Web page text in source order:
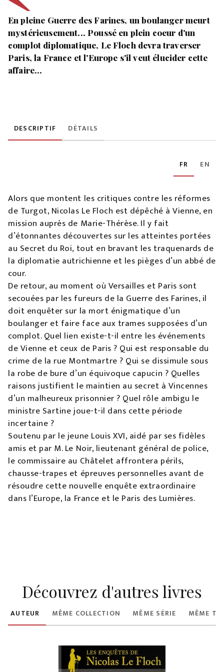
En pleine Guerre des Farines, un boulanger meurt
mystérieusement... Poussé en plein coeur d'un
complot diplomatique, Le Floch devra traverser
Paris, la France et l'Europe s'il veut élucider cette
affaire...
DESCRIPTIF DÉTAILS
FR EN
Alors que montent les critiques contre les réformes
de Turgot, Nicolas Le Floch est dépêché à Vienne, en
mission auprès de Marie-Thérèse. Il y fait
d’étonnantes découvertes sur les atteintes portées
au Secret du Roi, tout en bravant les traquenards de
la diplomatie autrichienne et les pièges d’un abbé de
cour.
De retour, au moment où Versailles et Paris sont
secouées par les fureurs de la Guerre des Farines, il
doit enquêter sur la mort énigmatique d’un
boulanger et faire face aux trames supposées d’un
complot. Quel lien existe-t-il entre les événements
de Vienne et ceux de Paris ? Qui est responsable du
crime de la rue Montmartre ? Qui se dissimule sous
la robe de bure d’un équivoque capucin ? Quelles
raisons justifient le maintien au secret à Vincennes
d’un malheureux prisonnier ? Quel rôle ambigu le
ministre Sartine joue-t-il dans cette période
incertaine ?
Soutenu par le jeune Louis XVI, aidé par ses fidèles
amis et par M. Le Noir, lieutenant général de police,
le commissaire au Châtelet affrontera périls,
chausse-trapes et épreuves personnelles avant de
résoudre cette nouvelle enquête extraordinaire
dans l’Europe, la France et le Paris des Lumières.
Découvrez d'autres livres
AUTEUR MÊME COLLECTION MÊME SÉRIE MÊME